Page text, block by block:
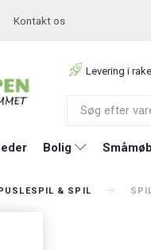
Kontakt os
Levering i
Bolig
& SPIL SPIL